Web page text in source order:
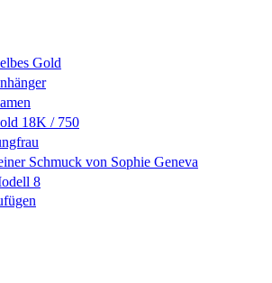
Gold
18K / 750
Schmuck von Sophie Geneva
8